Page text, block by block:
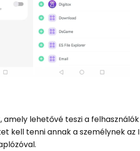
lehetővé teszi a
kell tenni annak a személynek az